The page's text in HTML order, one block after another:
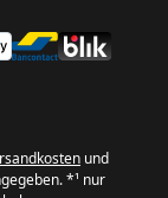
und
*¹ nur